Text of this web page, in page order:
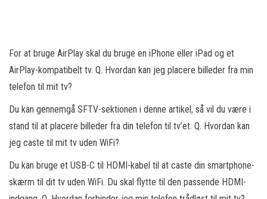
For at bruge AirPlay skal du bruge en iPhone eller iPad og et
AirPlay-kompatibelt tv. Q. Hvordan kan jeg placere billeder fra min
telefon til mit tv?
Du kan gennemgå SFTV-sektionen i denne artikel, så vil du være i
stand til at placere billeder fra din telefon til tv’et. Q. Hvordan kan
jeg caste til mit tv uden WiFi?
Du kan bruge et USB-C til HDMI-kabel til at caste din smartphone-
skærm til dit tv uden WiFi. Du skal flytte til den passende HDMI-